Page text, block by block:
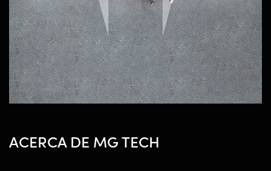
ACERCA DE MG TECH